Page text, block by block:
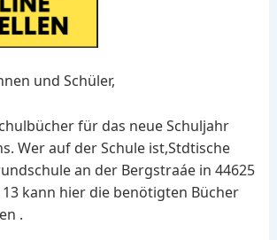
und Schüler,
für das neue Schuljahr
Wer auf der Schule ist,Stdtische
an der Bergstraáe in 44625
kann hier die benötigten Bücher
.